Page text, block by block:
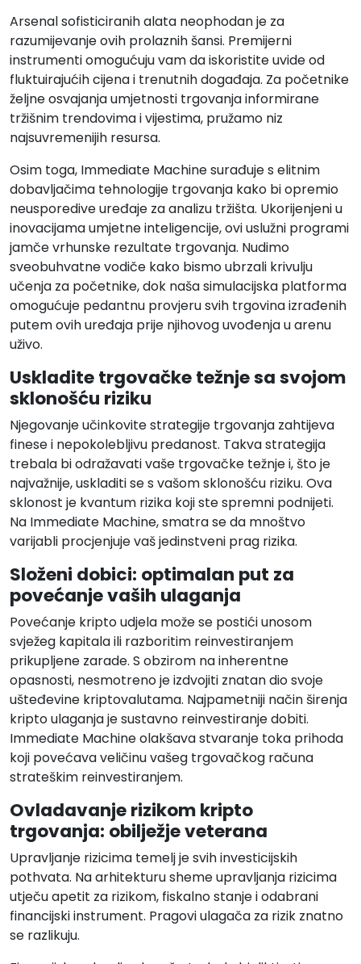
Arsenal sofisticiranih alata neophodan je za
razumijevanje ovih prolaznih šansi. Premijerni
instrumenti omogućuju vam da iskoristite uvide od
fluktuirajućih cijena i trenutnih događaja. Za početnike
željne osvajanja umjetnosti trgovanja informirane
tržišnim trendovima i vijestima, pružamo niz
najsuvremenijih resursa.
Osim toga, Immediate Machine surađuje s elitnim
dobavljačima tehnologije trgovanja kako bi opremio
neusporedive uređaje za analizu tržišta. Ukorijenjeni u
inovacijama umjetne inteligencije, ovi uslužni programi
jamče vrhunske rezultate trgovanja. Nudimo
sveobuhvatne vodiče kako bismo ubrzali krivulju
učenja za početnike, dok naša simulacijska platforma
omogućuje pedantnu provjeru svih trgovina izrađenih
putem ovih uređaja prije njihovog uvođenja u arenu
uživo.
Uskladite trgovačke težnje sa svojom
sklonošću riziku
Njegovanje učinkovite strategije trgovanja zahtijeva
finese i nepokolebljivu predanost. Takva strategija
trebala bi odražavati vaše trgovačke težnje i, što je
najvažnije, uskladiti se s vašom sklonošću riziku. Ova
sklonost je kvantum rizika koji ste spremni podnijeti.
Na Immediate Machine, smatra se da mnoštvo
varijabli procjenjuje vaš jedinstveni prag rizika.
Složeni dobici: optimalan put za
povećanje vaših ulaganja
Povećanje kripto udjela može se postići unosom
svježeg kapitala ili razboritim reinvestiranjem
prikupljene zarade. S obzirom na inherentne
opasnosti, nesmotreno je izdvojiti znatan dio svoje
ušteđevine kriptovalutama. Najpametniji način širenja
kripto ulaganja je sustavno reinvestiranje dobiti.
Immediate Machine olakšava stvaranje toka prihoda
koji povećava veličinu vašeg trgovačkog računa
strateškim reinvestiranjem.
Ovladavanje rizikom kripto
trgovanja: obilježje veterana
Upravljanje rizicima temelj je svih investicijskih
pothvata. Na arhitekturu sheme upravljanja rizicima
utječu apetit za rizikom, fiskalno stanje i odabrani
financijski instrument. Pragovi ulagača za rizik znatno
se razlikuju.